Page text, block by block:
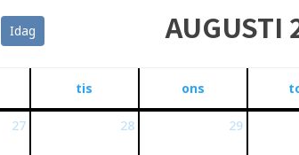
Idag AUGUSTI
tis ons
27 28 29